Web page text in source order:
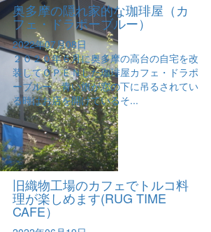
奥多摩の隠れ家的な珈琲屋（カ
フェ・ドラポーブルー）
2022年07月08日
２０２０年６月に奥多摩の高台の自宅を改
装してＯＰＥＮした珈琲屋カフェ・ドラポ
ーブルー。青い旗が窓の下に吊るされてい
る時はお店を開けているそ...
旧織物工場のカフェでトルコ料
理が楽しめます(RUG TIME
CAFE）